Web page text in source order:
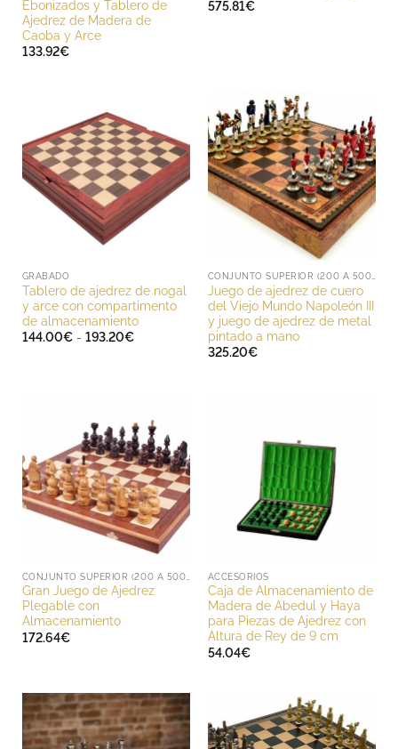
Ebonizados y Tablero de
Ajedrez de Madera de
Caoba y Arce
133.92€
575.81€
GRABADO
Tablero de ajedrez de nogal
y arce con compartimento
de almacenamiento
144.00€ - 193.20€Rango
Juego de ajedrez de cuero
del Viejo Mundo Napoleón III
y juego de ajedrez de metal
pintado a mano
325.20€
Gran Juego de Ajedrez
Plegable con
Almacenamiento
172.64€
ACCESORIOS
Caja de Almacenamiento de
Madera de Abedul y Haya
para Piezas de Ajedrez con
Altura de Rey de 9 cm
54.04€